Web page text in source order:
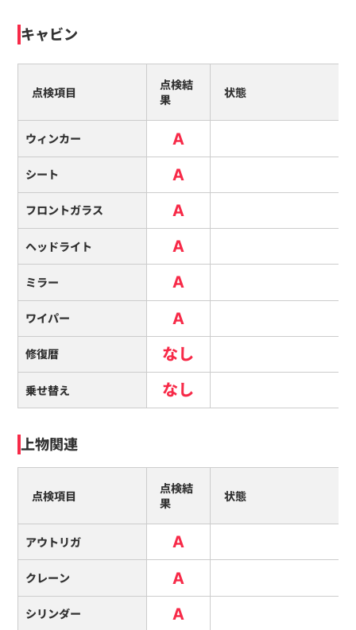
キャビン
点検項目
点検結
果
状態
ウィンカー A
シート A
フロントガラス A
ヘッドライト A
ミラー A
ワイパー A
修復暦 なし
乗せ替え なし
上物関連
点検項目
点検結
果
状態
アウトリガ A
クレーン A
シリンダー A